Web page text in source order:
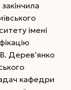
імені
Дерев’янко
кафедри